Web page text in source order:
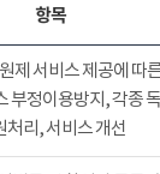
항목
제 서비스 제공에 따
부정이용방지, 각종
처리, 서비스 개선